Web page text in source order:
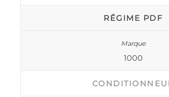
RÉGIME PDF
1000